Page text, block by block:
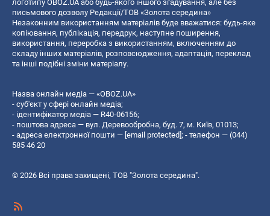
логотипу OBOZ.UA або будь-якого іншого згадування, але без
письмового дозволу Редакції/ТОВ «Золота середина»
Незаконним використанням матеріалів буде вважатися: будь-яке
копiювання, публiкацiя, передрук, наступне поширення,
використання, переробка з використанням, включенням до
складу інших матеріалів, розповсюдження, адаптація, переклад
та інші подібні зміни матеріалу.
Назва онлайн медіа — «OBOZ.UA»
- суб'єкт у сфері онлайн медіа;
- ідентифікатор медіа — R40-06156;
- поштова адреса — вул. Деревообробна, буд. 7, м. Київ, 01013;
- адреса електронної пошти — [email protected]; - телефон — (044)
585 46 20
© 2026 Всі права захищені, ТОВ "Золота середина".